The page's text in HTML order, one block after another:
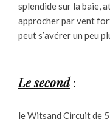
splendide sur la baie,
approcher par vent
peut s’avérer un peu
Le second:
le Witsand Circuit de